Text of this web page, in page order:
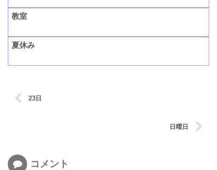
教室
夏休み
23日
日曜日
コメント